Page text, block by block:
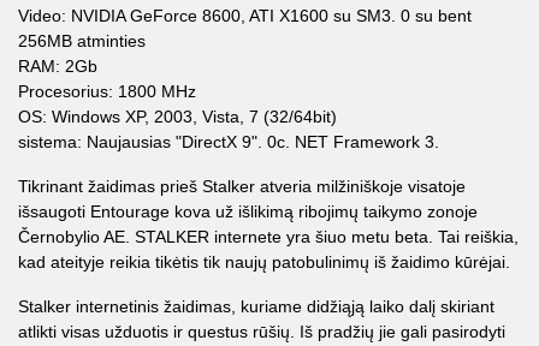
Video: NVIDIA GeForce 8600, ATI X1600 su SM3. 0 su bent
256MB atminties
RAM: 2Gb
Procesorius: 1800 MHz
OS: Windows XP, 2003, Vista, 7 (32/64bit)
sistema: Naujausias "DirectX 9". 0c. NET Framework 3.
Tikrinant žaidimas prieš Stalker atveria milžiniškoje visatoje
išsaugoti Entourage kova už išlikimą ribojimų taikymo zonoje
Černobylio AE. STALKER internete yra šiuo metu beta. Tai reiškia,
kad ateityje reikia tikėtis tik naujų patobulinimų iš žaidimo kūrėjai.
Stalker internetinis žaidimas, kuriame didžiąją laiko dalį skiriant
atlikti visas užduotis ir questus rūšių. Iš pradžių jie gali pasirodyti